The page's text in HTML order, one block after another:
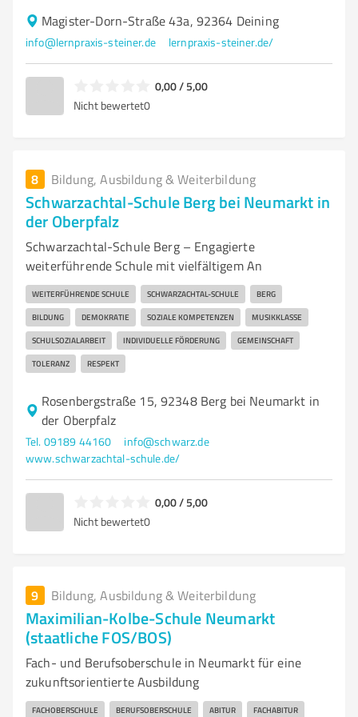
Magister-Dorn-Straße 43a, 92364 Deining
info@lernpraxis-steiner.de lernpraxis-steiner.de/
0,00 / 5,00
Nicht bewertet0
8 Bildung, Ausbildung & Weiterbildung
Schwarzachtal-Schule Berg bei Neumarkt in
der Oberpfalz
Schwarzachtal-Schule Berg – Engagierte
weiterführende Schule mit vielfältigem An
WEITERFÜHRENDE SCHULE SCHWARZACHTAL-SCHULE BERG
BILDUNG DEMOKRATIE SOZIALE KOMPETENZEN MUSIKKLASSE
SCHULSOZIALARBEIT INDIVIDUELLE FÖRDERUNG GEMEINSCHAFT
TOLERANZ RESPEKT
Rosenbergstraße 15, 92348 Berg bei Neumarkt in
der Oberpfalz
Tel. 09189 44160
info@schwarz.de
www.schwarzachtal-schule.de/
0,00 / 5,00
Nicht bewertet0
9 Bildung, Ausbildung & Weiterbildung
Maximilian-Kolbe-Schule Neumarkt
(staatliche FOS/BOS)
Fach- und Berufsoberschule in Neumarkt für eine
zukunftsorientierte Ausbildung
FACHOBERSCHULE BERUFSOBERSCHULE ABITUR FACHABITUR